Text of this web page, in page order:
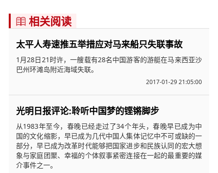
 相关阅读
太平人寿速推五举措应对马来船只失联事故
1月28日21时许，一艘载有28名中国游客的游艇在马来西亚沙
巴州环滩岛附近海域失联。
2017-01-29 21:05:00
光明日报评论:聆听中国梦的铿锵脚步
从1983年至今，春晚已经走过了34个年头，春晚早已成为中
国的文化缩影，早已成为几代中国人集体记忆中不可或缺的一
部分，早已成为改革时代能够把国家进步和民族认同的宏大想
象与家庭团聚、幸福的个体叙事紧密连接在一起的最重要的媒
介事件之一。